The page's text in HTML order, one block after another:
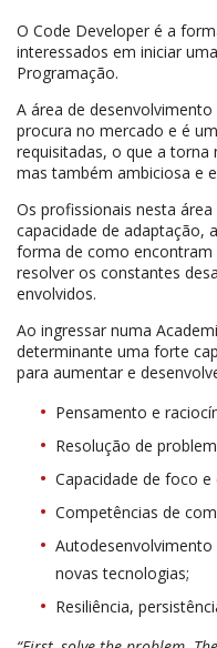
O Code Developer é a
interessados em iniciar
Programação.
A área de
procura no mercado e é
requisitadas, o que a
mas também ambiciosa e
Os profissionais nesta
capacidade de adaptação,
forma de como encontram
resolver os constantes
envolvidos.
Ao ingressar numa
determinante uma forte
para aumentar e
Pensamento e
Resolução de
Capacidade de foco
Competências de
novas tecnologias;
Resiliência,